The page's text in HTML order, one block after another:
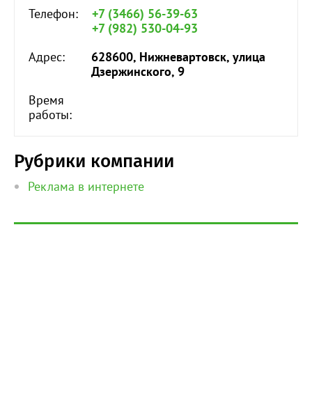
Телефон:
+7 (3466) 56-39-63
+7 (982) 530-04-93
Адрес:
628600, Нижневартовск, улица
Дзержинского, 9
Время
работы:
Рубрики компании
Реклама в интернете